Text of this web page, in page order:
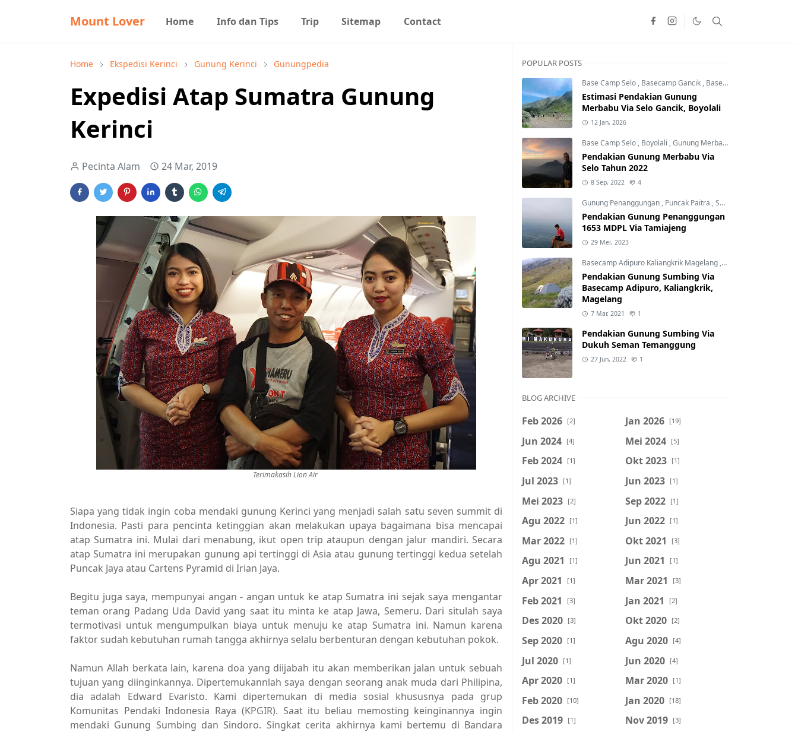
Mount Lover Home Info dan Tips Trip Sitemap Contact
Home Ekspedisi Kerinci Gunung Kerinci Gunungpedia
Expedisi Atap Sumatra Gunung
Kerinci
Pecinta Alam 24 Mar, 2019
Terimakasih Lion Air
Siapa yang tidak ingin coba mendaki gunung Kerinci yang menjadi salah satu seven summit di
Indonesia. Pasti para pencinta ketinggian akan melakukan upaya bagaimana bisa mencapai
atap Sumatra ini. Mulai dari menabung, ikut open trip ataupun dengan jalur mandiri. Secara
atap Sumatra ini merupakan gunung api tertinggi di Asia atau gunung tertinggi kedua setelah
Puncak Jaya atau Cartens Pyramid di Irian Jaya.
Begitu juga saya, mempunyai angan - angan untuk ke atap Sumatra ini sejak saya mengantar
teman orang Padang Uda David yang saat itu minta ke atap Jawa, Semeru. Dari situlah saya
termotivasi untuk mengumpulkan biaya untuk menuju ke atap Sumatra ini. Namun karena
faktor sudah kebutuhan rumah tangga akhirnya selalu berbenturan dengan kebutuhan pokok.
Namun Allah berkata lain, karena doa yang diijabah itu akan memberikan jalan untuk sebuah
tujuan yang diinginkannya. Dipertemukannlah saya dengan seorang anak muda dari Philipina,
dia adalah Edward Evaristo. Kami dipertemukan di media sosial khususnya pada grup
Komunitas Pendaki Indonesia Raya (KPGIR). Saat itu beliau memosting keinginannya ingin
mendaki Gunung Sumbing dan Sindoro. Singkat cerita akhirnya kami bertemu di Bandara
POPULAR POSTS
Base Camp Selo , Basecamp Gancik , Basecamp Selo Lama
Estimasi Pendakian Gunung
Merbabu Via Selo Gancik, Boyolali
12 Jan, 2026
Base Camp Selo , Boyolali ,Gunung Merbabu
Pendakian Gunung Merbabu Via
Selo Tahun 2022
8 Sep, 2022 4
Gunung Penanggungan , Puncak Paitra ,Surabaya
Pendakian Gunung Penanggungan
1653 MDPL Via Tamiajeng
29 Mei, 2023
Basecamp Adipuro Kaliangkrik Magelang , Gunung Sumbing
Pendakian Gunung Sumbing Via
Basecamp Adipuro, Kaliangkrik,
Magelang
7 Mar, 2021 1
Pendakian Gunung Sumbing Via
Dukuh Seman Temanggung
27 Jun, 2022 1
BLOG ARCHIVE
Feb 2026 [2] Jan 2026 [19]
Jun 2024 [4] Mei 2024 [5]
Feb 2024 [1] Okt 2023 [1]
Jul 2023 [1] Jun 2023 [1]
Mei 2023 [2] Sep 2022 [1]
Agu 2022 [1] Jun 2022 [1]
Mar 2022 [1] Okt 2021 [3]
Agu 2021 [1] Jun 2021 [1]
Apr 2021 [1] Mar 2021 [3]
Feb 2021 [3] Jan 2021 [2]
Des 2020 [3] Okt 2020 [2]
Sep 2020 [1] Agu 2020 [4]
Jul 2020 [1] Jun 2020 [4]
Apr 2020 [1] Mar 2020 [1]
Feb 2020 [10] Jan 2020 [18]
Des 2019 [1] Nov 2019 [3]